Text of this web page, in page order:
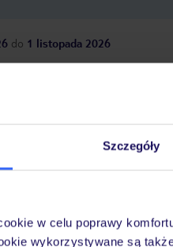
Szczegóły
w celu poprawy
wykorzystywane są
do 1 listopada 2026
30 lat w Polsce